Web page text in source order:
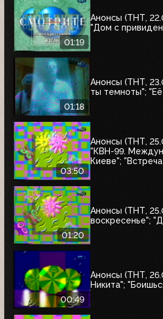
01:19
Анонсы (ТНТ,
"Дом с
01:18
Анонсы (ТНТ,
ты темноты"; "Её
03:50
Анонсы (ТНТ,
"КВН-99.
Киеве";
01:20
Анонсы (ТНТ,
воскресенье";
00:49
Анонсы (ТНТ,
Никита";